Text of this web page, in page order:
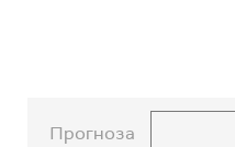
Прогноза